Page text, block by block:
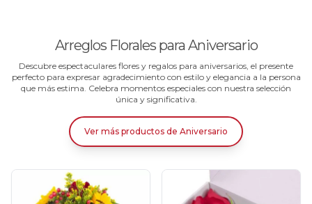
Arreglos Florales para Aniversario
Descubre espectaculares flores y regalos para aniversarios, el presente
perfecto para expresar agradecimiento con estilo y elegancia a la persona
que más estima. Celebra momentos especiales con nuestra selección
única y significativa.
Ver más productos de Aniversario